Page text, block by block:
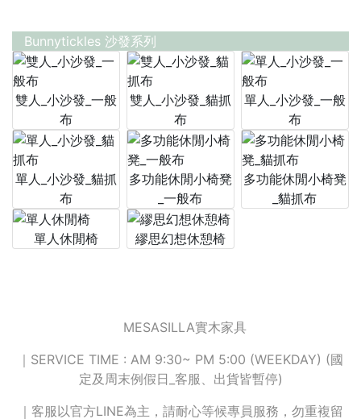
Bunnytickles 沙發系列
雙人_小沙發_一般
布
雙人_小沙發_貓抓
布
單人_小沙發_一般
布
單人_小沙發_貓抓
布
多功能休閒小椅凳
_一般布
多功能休閒小椅凳
_貓抓布
單人休閒椅 繆思幻想休憩椅
MESASILLA實木家具
｜SERVICE TIME : AM 9:30~ PM 5:00 (WEEKDAY) (國
定及周末例假日_客服、出貨皆暫停)
｜客服以官方LINE為主，請耐心等候專員服務，勿重複留